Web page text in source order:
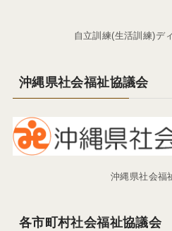
自立訓練(生活訓練)デ
沖縄県社会福祉協議会
沖縄県社会福
各市町村社会福祉協議会